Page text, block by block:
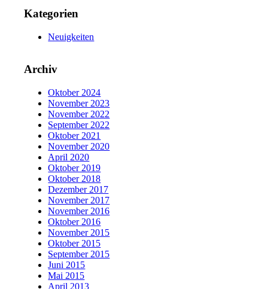
Kategorien
Neuigkeiten
Archiv
Oktober 2024
November 2023
November 2022
September 2022
Oktober 2021
November 2020
April 2020
Oktober 2019
Oktober 2018
Dezember 2017
November 2017
November 2016
Oktober 2016
November 2015
Oktober 2015
September 2015
Juni 2015
Mai 2015
April 2013